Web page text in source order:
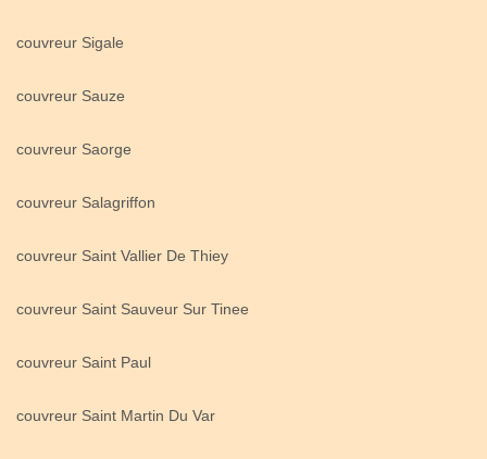
couvreur Sigale
couvreur Sauze
couvreur Saorge
couvreur Salagriffon
couvreur Saint Vallier De Thiey
couvreur Saint Sauveur Sur Tinee
couvreur Saint Paul
couvreur Saint Martin Du Var